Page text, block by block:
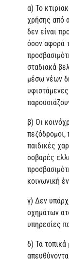
α) Το
χρήσης από
δεν είναι
όσον αφορά
σταδιακά
μέσω νέων
β) Οι
πεζόδρομοι,
παιδικές
σοβαρές
κοινωνική
γ) Δεν
οχημάτων
υπηρεσίες
δ) Τα